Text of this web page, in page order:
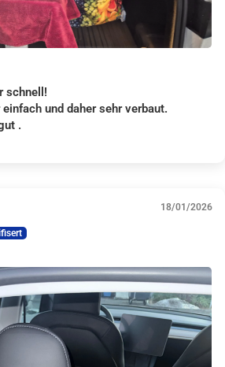
schnell!
und daher sehr verbaut.
.
18/01/2026